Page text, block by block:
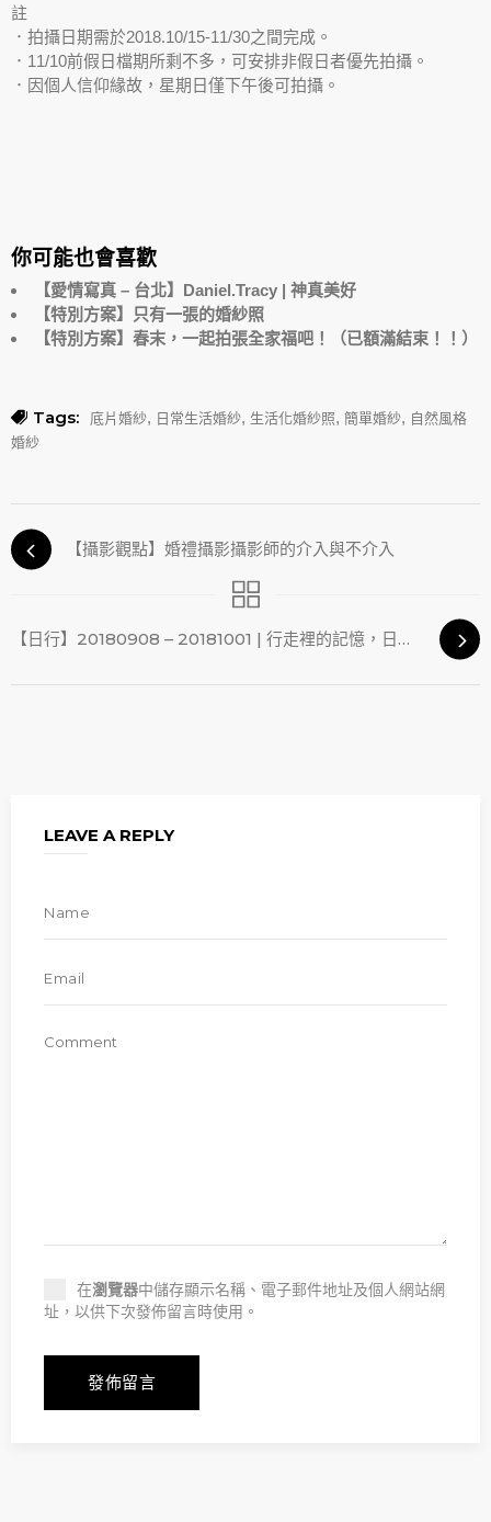
註
．拍攝日期需於2018.10/15-11/30之間完成。
．11/10前假日檔期所剩不多，可安排非假日者優先拍攝。
．因個人信仰緣故，星期日僅下午後可拍攝。
你可能也會喜歡
【愛情寫真 – 台北】Daniel.Tracy | 神真美好
【特別方案】只有一張的婚紗照
【特別方案】春末，一起拍張全家福吧！（已額滿結束！！）
Tags: 底片婚紗, 日常生活婚紗, 生活化婚紗照, 簡單婚紗, 自然風格
婚紗
【攝影觀點】婚禮攝影攝影師的介入與不介入
【日行】20180908 – 20181001 | 行走裡的記憶，日復一日
LEAVE A REPLY
在瀏覽器中儲存顯示名稱、電子郵件地址及個人網站網
址，以供下次發佈留言時使用。